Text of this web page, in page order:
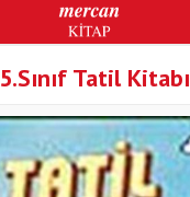
5.Sınıf Tatil Kitabı